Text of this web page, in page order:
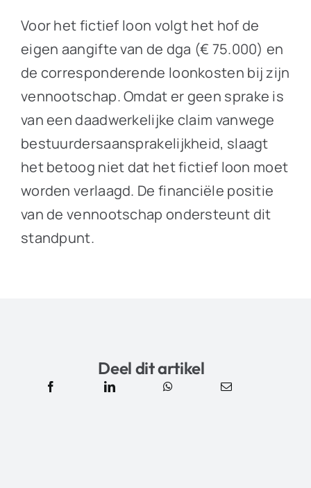
Voor het fictief loon volgt het hof de
eigen aangifte van de dga (€ 75.000) en
de corresponderende loonkosten bij zijn
vennootschap. Omdat er geen sprake is
van een daadwerkelijke claim vanwege
bestuurdersaansprakelijkheid, slaagt
het betoog niet dat het fictief loon moet
worden verlaagd. De financiële positie
van de vennootschap ondersteunt dit
standpunt.
Deel dit artikel